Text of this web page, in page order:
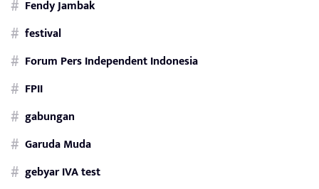
Fendy Jambak
festival
Forum Pers Independent Indonesia
FPII
gabungan
Garuda Muda
gebyar IVA test